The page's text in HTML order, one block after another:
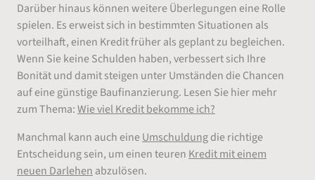
Darüber hinaus können weitere Überlegungen eine Rolle
spielen. Es erweist sich in bestimmten Situationen als
vorteilhaft, einen Kredit früher als geplant zu begleichen.
Wenn Sie keine Schulden haben, verbessert sich Ihre
Bonität und damit steigen unter Umständen die Chancen
auf eine günstige Baufinanzierung. Lesen Sie hier mehr
zum Thema:Wie viel Kredit bekomme ich?
Manchmal kann auch eineUmschuldungdie richtige
Entscheidung sein, um einen teuren Kredit mit einem
neuen Darlehen abzulösen.